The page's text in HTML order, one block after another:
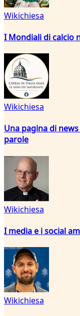
Wikichiesa
I Mondiali di calcio
Wikichiesa
Una pagina di
parole
Wikichiesa
I media e i social
Wikichiesa